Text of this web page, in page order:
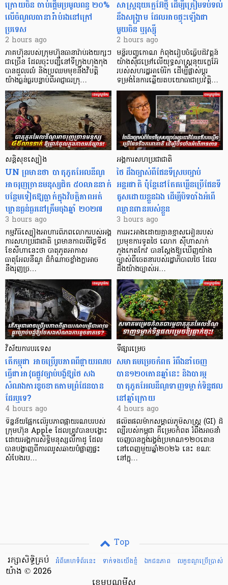
ក្រោយចិន ចាប់ផ្តើមប្រមូលពន្ធ ២០%
លើចំណូលធានារ៉ាប់រងនៅក្រៅ
ប្រទេស
2 hours ago
ភាគហ៊ុនរបស់ក្រុមហ៊ុនធានារ៉ាប់រងយក្សៗ
ជាច្រើន ដែលចុះបញ្ជីនៅទីក្រុងហុងកុង
បានដួលរលំ និងប្រឈមមុខនឹងវិបត្តិ
យ៉ាងធ្ងន់ធ្ងរបន្ទាប់ពីអាជ្ញាធរក្រុ…
សាស្ត្រនុយក្លេអ៊ែថ្មី ដើម្បីត្រៀមទប់ទល់
នឹងសង្គ្រាម ដែលអាចផ្ទុះឡើងជា
មួយចិន ឬរុស្ស៊ី
2 hours ago
មន្ទីរបញ្ចកោណ កំពុងរៀបចំធ្វើបដិវត្តន៍
យ៉ាងស៊ីជម្រៅលើយុទ្ធសាស្ត្រនុយក្លេអ៊ែ
របស់សហរដ្ឋអាម៉េរិក ដើម្បីផ្លាស់ប្តូរ
ទម្រង់នៃការឆ្លើយតបយោធាជាប្រវត្តិ…
សន្តិសុខស្បៀង
UN ព្រមានថា បាតុភូតអែលនីណូ
អាចរុញច្រានមនុស្សជិត ៥០លាននាក់
បន្ថែមទៀតឱ្យធ្លាក់ក្នុងវិបត្តិ​ភាពអត់
ឃ្លានធ្ងន់ធ្ងរនៅត្រឹមចុងឆ្នាំ ២០២៧
3 hours ago
កម្មវិធីស្បៀងអាហារពិភពលោករបស់អង្គ
ការសហប្រជាជាតិ ព្រមាន​កាលពីថ្ងៃទី៥
ខែសីហានេះថា បាតុភូតអាកាស
ធាតុអែលនីណូ ដ៏កំណាចខ្លាំងក្លាអាច
នឹងរុញច្រ…
អង្គការសហប្រជាជាតិ
ថៃ ដឹងច្បាស់ពីផែនទីស្របច្បាប់
អន្តរជាតិ ប៉ុន្តែនៅតែគឃ្លើនប្រើផែនទី
គូសដោយខ្លួនឯង ដើម្បីបិទបាំងអំពើ
ឈ្លានពានរបស់ខ្លួន
3 hours ago
ការអះអាងដោយគ្មានខ្មាសអៀនរបស់
ប្រមុខការទូតថៃ លោក ស៊ីហាសាក់
ភួងកេតកែវ បានស្តែងឱ្យឃើញយ៉ាង
ច្បាស់ពីចេតនារបស់រដ្ឋាភិបាលថៃ ដែល
ដឹងយ៉ាងច្បាស់អ…
វិស័យការបរទេស
តើកម្ពុជា អាចប្រើរូបភាពពីផ្កាយរណប
ធ្វើជាអាវុធផ្លូវច្បាប់បង្ខំឱ្យថៃ សង
សំណងការខូចខាតតាមព្រំដែនបាន
ដែរឬទេ?​
4 hours ago
ទិន្នន័យផ្អែកលើរូបភាពផ្កាយរណបរបស់
ក្រុមហ៊ុន Apple ដែលត្រូវបានបង្ហោះ
ដោយអង្គការសិទ្ធិមនុស្សលីកាដូ ដែល
បានបង្ហាញពីការឈូសឆាយបំផ្លាញផ្ទះ
សំបែងរប…
ទីផ្សារម្រេច
សមាគមម្រេចកំពត រំពឹងនាំចេញ
បាន១២០តោនឆ្នាំនេះ និងបារម្ភ
បាតុភូតអែលនីណូទាញទម្លាក់ទិន្នផល
នៅឆ្នាំក្រោយ
4 hours ago
ផលិតផលម៉ាកសម្គាល់ភូមិសាស្ត្រ (GI) ដ៏
ល្បីរបស់កម្ពុជា គឺម្រេចកំពត រំពឹងអាចនាំ
ចេញបានក្នុងរង្វង់ប្រមាណ១២០តោន
នៅពេញមួយឆ្នាំ២០២៦ នេះ ខណៈ
នៅក្នុ…
Top
អំពីគេហទំព័រនេះ
ទាក់ទងយើងខ្ញំ ឯកជនភាព លក្ខខណ្ឌ​ប្រើ​ប្រាស់
រក្សាសិទ្ធិគ្រប់
យ៉ាង © 2026